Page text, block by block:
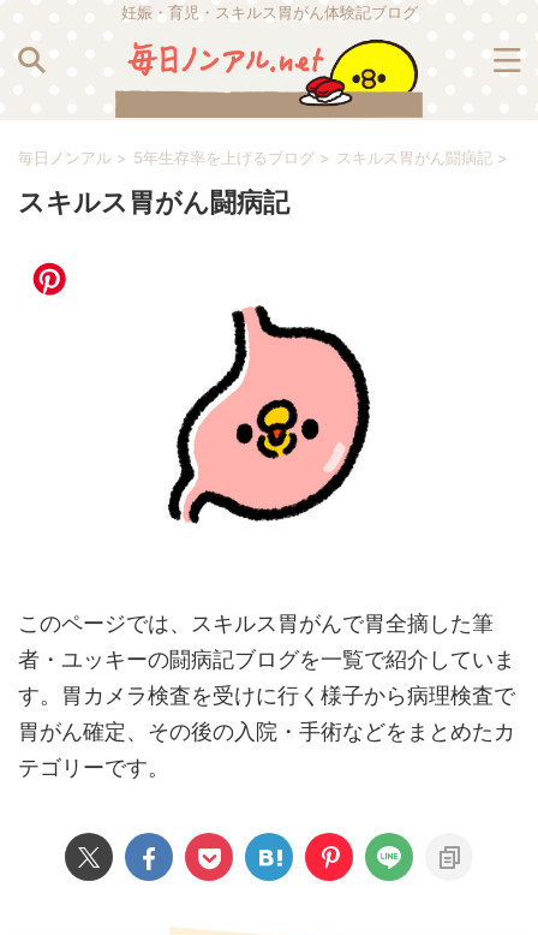
妊娠・育児・スキルス胃がん体験記ブログ
毎日ノンアル > 5年生存率を上げるブログ > スキルス胃がん闘病記 >
スキルス胃がん闘病記
このページでは、スキルス胃がんで胃全摘した筆
者・ユッキーの闘病記ブログを一覧で紹介していま
す。胃カメラ検査を受けに行く様子から病理検査で
胃がん確定、その後の入院・手術などをまとめたカ
テゴリーです。